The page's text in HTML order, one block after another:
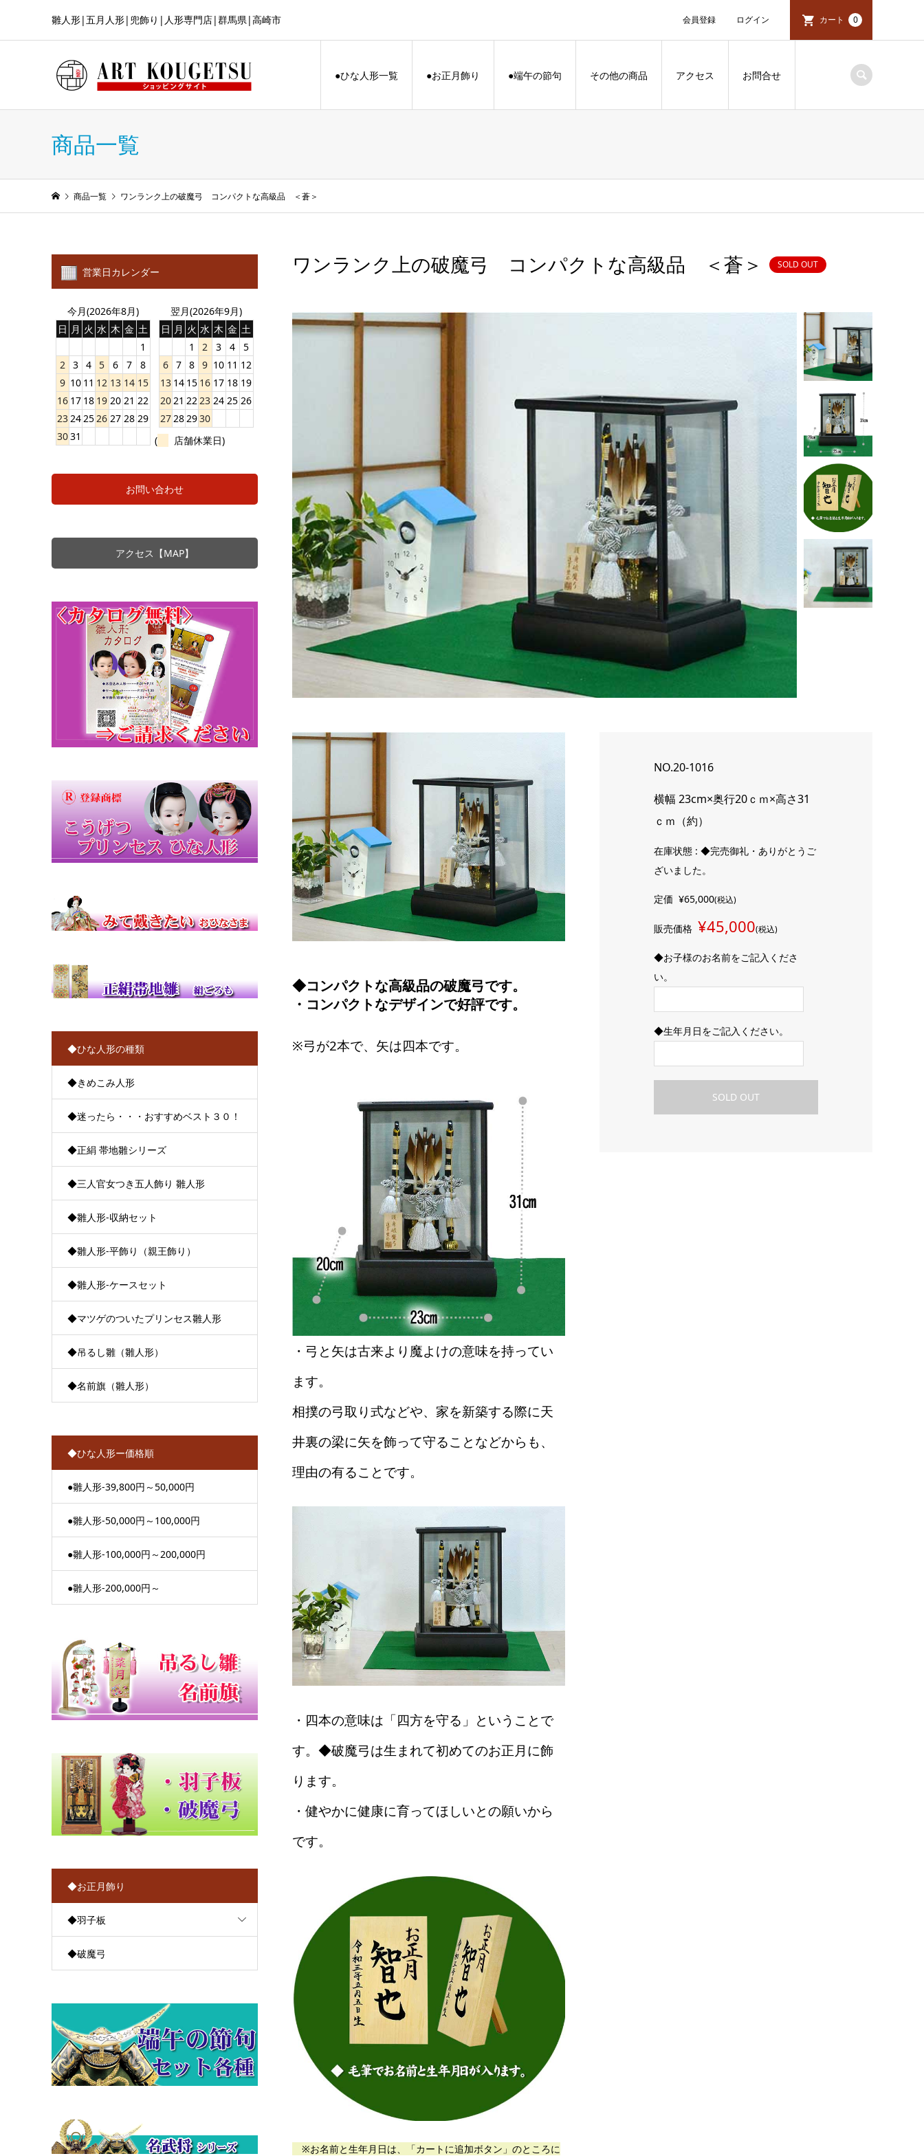
雛人形|五月人形|兜飾り|人形専門店|群馬県|高崎市 会員登録 ログイン カート 0
●ひな人形一覧 ●お正月飾り ●端午の節句 その他の商品 アクセス お問合せ
商品一覧
商品一覧 ワンランク上の破魔弓 コンパクトな高級品 ＜蒼＞
ワンランク上の破魔弓 コンパクトな高級品 ＜蒼＞ SOLD OUT
◆コンパクトな高級品の破魔弓です。
・コンパクトなデザインで好評です。
※弓が2本で、矢は四本です。
・弓と矢は古来より魔よけの意味を持ってい
ます。
相撲の弓取り式などや、家を新築する際に天
井裏の梁に矢を飾って守ることなどからも、
理由の有ることです。
・四本の意味は「四方を守る」ということで
す。 ◆破魔弓は生まれて初めてのお正月に飾
ります。
・健やかに健康に育ってほしいとの願いから
です。
※お名前と生年月日は、「カートに追加ボタン」のところに
NO.20-1016
横幅 23cm×奥行20ｃｍ×高さ31
ｃｍ（約）
在庫状態 : ◆完売御礼・ありがとうご
ざいました。
定価¥65,000(税込)
販売価格 ¥45,000(税込)
◆お子様のお名前をご記入くださ
い。
◆生年月日をご記入ください。
SOLD OUT
営業日カレンダー
今月(2026年8月)
日 月 火 水 木 金 土
1
2 3 4 5 6 7
8
9 10 11 12 13 14 15
16 17 18 19 20 21 22
23242526 27 28 29
3031
翌月(2026年9月)
日 月 火 水 木 金 土
1
2 3 4
5
6 7 8 9 10 11 12
13 14 15 16 17 18 19
2021 2223 24 25 26
27282930
(
店舗休業日)
お問い合わせ
アクセス【MAP】
◆ひな人形の種類
◆きめこみ人形
◆迷ったら・・・おすすめベスト３０！
◆正絹 帯地雛シリーズ
◆三人官女つき五人飾り 雛人形
◆雛人形-収納セット
◆雛人形-平飾り（親王飾り）
◆雛人形-ケースセット
◆マツゲのついたプリンセス雛人形
◆吊るし雛（雛人形）
◆名前旗（雛人形）
◆ひな人形ー価格順
●雛人形-39,800円～50,000円
●雛人形-50,000円～100,000円
●雛人形-100,000円～200,000円
●雛人形-200,000円～
◆お正月飾り
◆羽子板
◆破魔弓